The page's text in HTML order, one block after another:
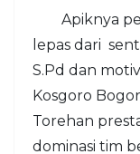
Apiknya
lepas dari
S.Pd dan
Kosgoro
Torehan
dominasi tim